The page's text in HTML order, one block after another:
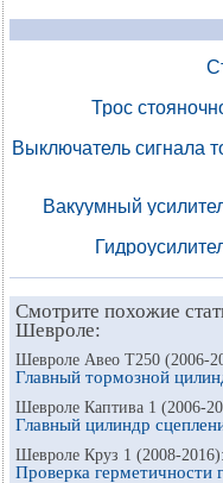
Трос
Выключатель сигнала
Вакуумный
Смотрите похожие
Шевроле:
Шевроле Авео Т250 (2006-
Главный тормозной
Шевроле Каптива 1 (2006-
Главный цилиндр
Шевроле Круз 1 (2008-2016):
Проверка герметичности